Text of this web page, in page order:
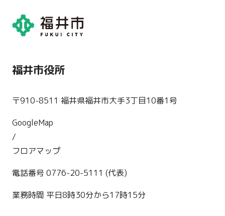
福井市役所
〒910-8511 福井県福井市大手3丁目10番1号
GoogleMap
/
フロアマップ
電話番号 0776-20-5111 (代表)
業務時間 平日8時30分から17時15分